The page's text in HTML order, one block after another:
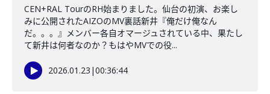
CEN+RAL TourのRH始まりました。仙台の初演、お楽し
みに公開されたAIZOのMV裏話新井『俺だけ俺なん
だ。。。』メンバー各自オマージュされている中、果たし
て新井は何者なのか？もはやMVでの役...
2026.01.23 |00:36:44